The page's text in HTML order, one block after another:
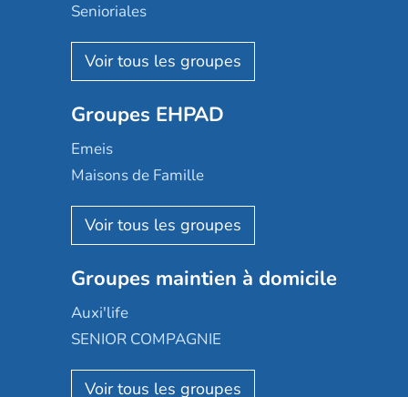
Senioriales
Nohée
Les Résidentiels
Mobicap
Domusvi
Happy Senior
Aquarelia
Nexity edenea
Les jardins d'Arcadie
Occitalia
Appartseniors
Reseda
Groupes EHPAD
Emeis
Maisons de Famille
Korian
Emera
Groupe SOS
Le Noble Âge
Almage
Résidalya
Groupes maintien à domicile
Auxi'life
SENIOR COMPAGNIE
AGE D'OR Services